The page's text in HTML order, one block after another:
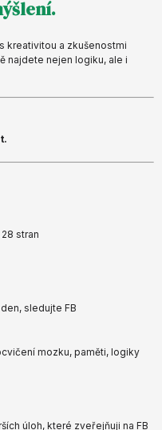
kreativitou a zkušenostmi
najdete nejen logiku, ale i
stran
sledujte FB
mozku, paměti, logiky
úloh, které zveřejňuji na FB